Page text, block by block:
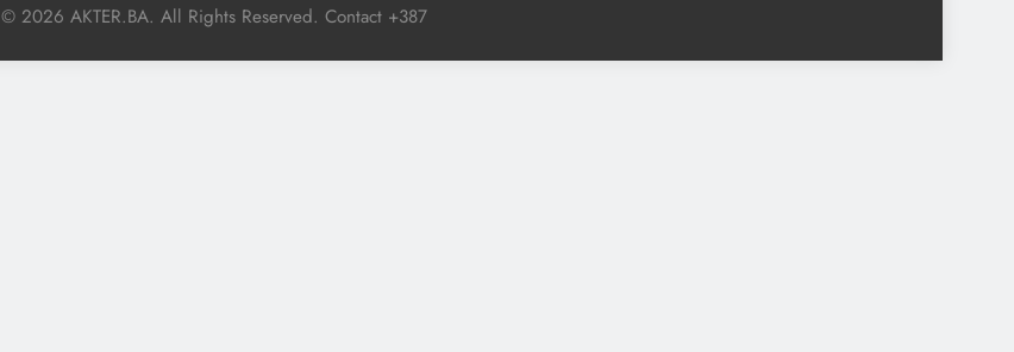
© 2026 AKTER.BA. All Rights Reserved. Contact +387